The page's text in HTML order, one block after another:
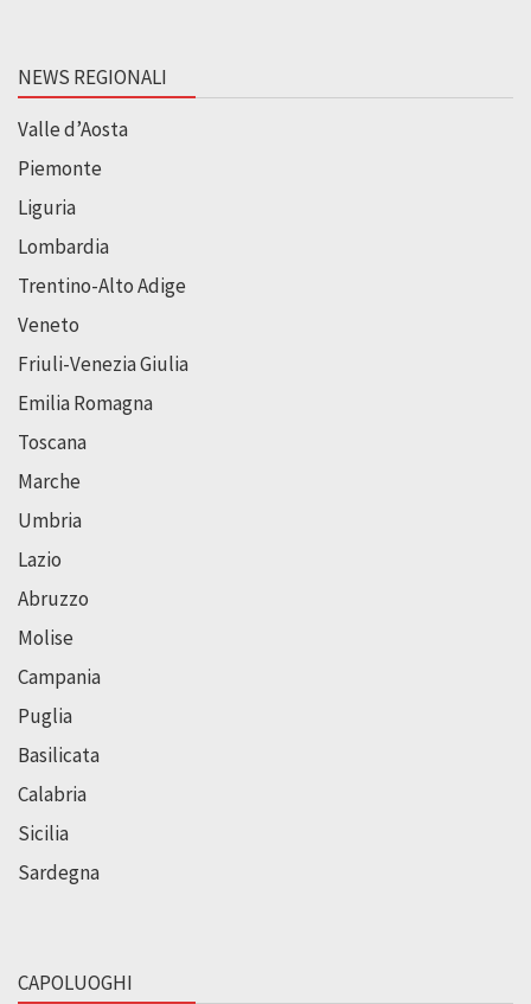
NEWS REGIONALI
Valle d’Aosta
Piemonte
Liguria
Lombardia
Trentino-Alto Adige
Veneto
Friuli-Venezia Giulia
Emilia Romagna
Toscana
Marche
Umbria
Lazio
Abruzzo
Molise
Campania
Puglia
Basilicata
Calabria
Sicilia
Sardegna
CAPOLUOGHI